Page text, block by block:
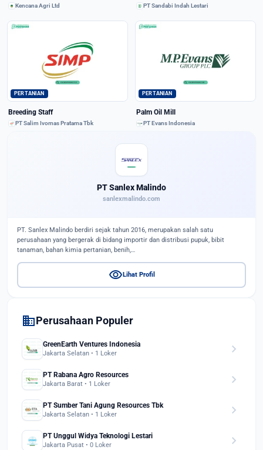
Kencana Agri Ltd PT Sandabi Indah Lestari
PERTANIAN
Breeding Staff
PT Salim Ivomas Pratama Tbk
PERTANIAN
Palm Oil Mill
PT Evans Indonesia
PT Sanlex Malindo
sanlexmalindo.com
PT. Sanlex Malindo berdiri sejak tahun 2016, merupakan salah satu
perusahaan yang bergerak di bidang importir dan distribusi pupuk, bibit
tanaman, bahan kimia pertanian, benih,…
visibility Lihat Profil
domainPerusahaan Populer
GreenEarth Ventures Indonesia
Jakarta Selatan • 1 Loker chevron_right
PT Rabana Agro Resources
Jakarta Barat • 1 Loker chevron_right
PT Sumber Tani Agung Resources Tbk
Jakarta Selatan • 1 Loker chevron_right
PT Unggul Widya Teknologi Lestari
Jakarta Pusat • 0 Loker chevron_right